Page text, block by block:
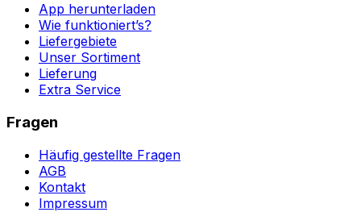
App herunterladen
Wie funktioniert’s?
Liefergebiete
Unser Sortiment
Lieferung
Extra Service
Fragen
Häufig gestellte Fragen
AGB
Kontakt
Impressum